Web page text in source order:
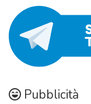
Pubblicità